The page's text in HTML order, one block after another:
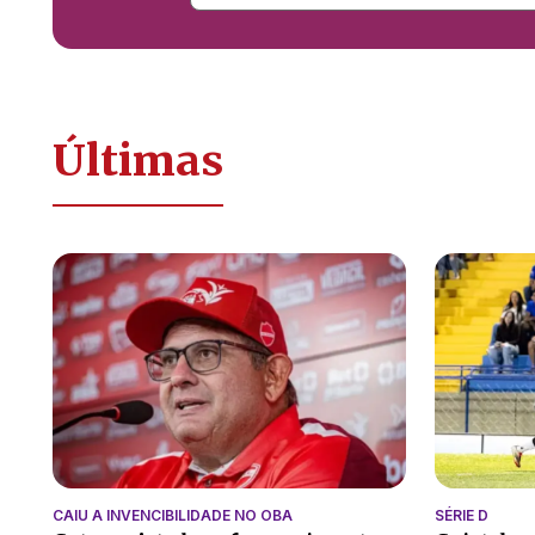
Últimas
CAIU A INVENCIBILIDADE NO OBA SÉRIE D